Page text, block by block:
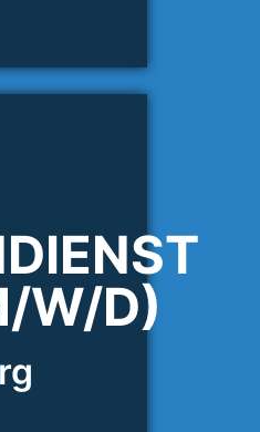
W/D)